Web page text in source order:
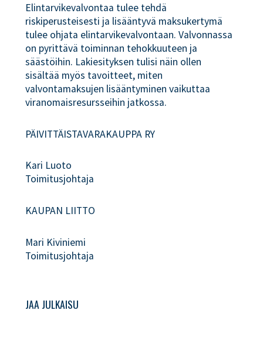
Elintarvikevalvontaa tulee tehdä
riskiperusteisesti ja lisääntyvä maksukertymä
tulee ohjata elintarvikevalvontaan. Valvonnassa
on pyrittävä toiminnan tehokkuuteen ja
säästöihin. Lakiesityksen tulisi näin ollen
sisältää myös tavoitteet, miten
valvontamaksujen lisääntyminen vaikuttaa
viranomaisresursseihin jatkossa.
PÄIVITTÄISTAVARAKAUPPA RY
Kari Luoto
Toimitusjohtaja
KAUPAN LIITTO
Mari Kiviniemi
Toimitusjohtaja
JAA JULKAISU